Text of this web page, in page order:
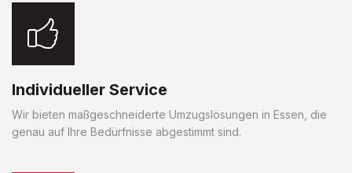
Individueller Service
Wir bieten maßgeschneiderte Umzugslösungen in Essen, die
genau auf Ihre Bedürfnisse abgestimmt sind.